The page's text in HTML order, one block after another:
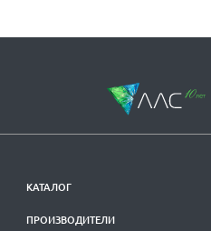
КАТАЛОГ
ПРОИЗВОДИТЕЛИ